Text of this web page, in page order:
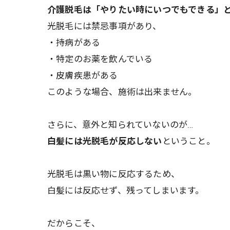
介護脱毛は「やりたい時にいつでもできる」
光脱毛には禁忌事項があり、
・持病がある
・特定のお薬を飲んでいる
・皮膚疾患がある
このような場合、施術は出来ません。
さらに、意外と知られていないのが…
白髪には光脱毛が反応しない ということ。
光脱毛は黒い物に反応するため、
白髪には反応せず、残ってしまいます。
だからこそ、